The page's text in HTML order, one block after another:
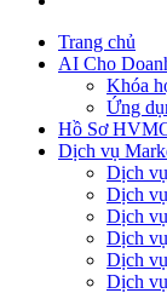
Trang chủ
AI Cho
Khóa
Ứng
Hồ Sơ
Dịch vụ
Dịch
Dịch
Dịch
Dịch
Dịch
Dịch